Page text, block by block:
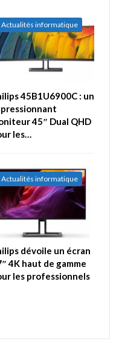
Actualités informatique
45B1U6900C : un
45″ Dual QHD
les…
Actualités informatique
dévoile un écran
4K haut de gamme
les professionnels